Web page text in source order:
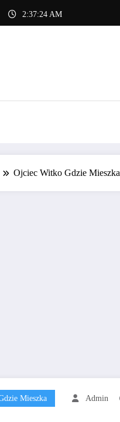
2:37:25 AM
Ojciec Witko Gdzie Mieszka
Mieszka Admin